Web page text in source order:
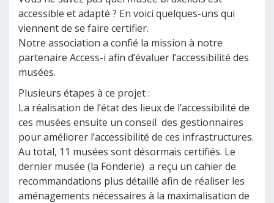
accessible et adapté ? En voici quelques-uns qui
viennent de se faire certifier.
Notre association a confié la mission à notre
partenaire Access-i afin d’évaluer l’accessibilité des
musées.
Plusieurs étapes à ce projet :
La réalisation de l’état des lieux de l’accessibilité de
ces musées ensuite un conseil des gestionnaires
pour améliorer l’accessibilité de ces infrastructures.
Au total, 11 musées sont désormais certifiés. Le
dernier musée (la Fonderie) a reçu un cahier de
recommandations plus détaillé afin de réaliser les
aménagements nécessaires à la maximalisation de